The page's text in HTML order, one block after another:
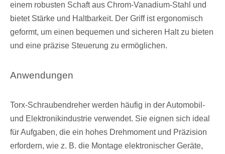
einem robusten Schaft aus Chrom-Vanadium-Stahl und
bietet Stärke und Haltbarkeit. Der Griff ist ergonomisch
geformt, um einen bequemen und sicheren Halt zu bieten
und eine präzise Steuerung zu ermöglichen.
Anwendungen
Torx-Schraubendreher werden häufig in der Automobil-
und Elektronikindustrie verwendet. Sie eignen sich ideal
für Aufgaben, die ein hohes Drehmoment und Präzision
erfordern, wie z. B. die Montage elektronischer Geräte,